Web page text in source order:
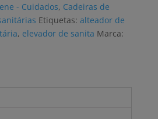
- Cuidados, Cadeiras de
Etiquetas: alteador de
, elevador de sanita Marca: